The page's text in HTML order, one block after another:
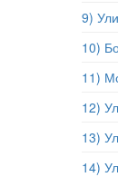
9)
10)
11)
12)
13)
14)